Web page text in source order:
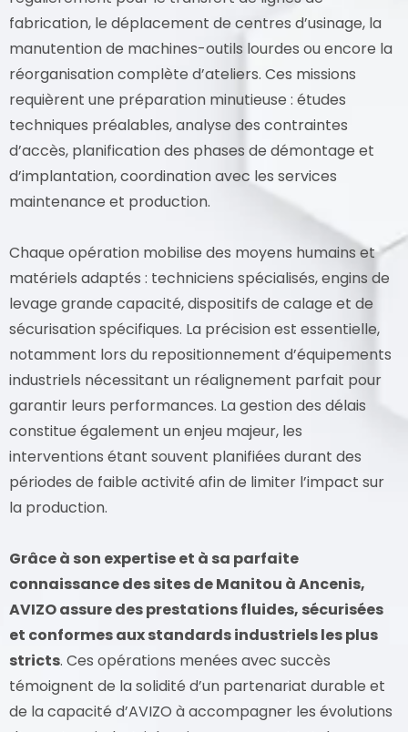
fabrication, le déplacement de centres d’usinage, la
manutention de machines-outils lourdes ou encore la
réorganisation complète d’ateliers. Ces missions
requièrent une préparation minutieuse : études
techniques préalables, analyse des contraintes
d’accès, planification des phases de démontage et
d’implantation, coordination avec les services
maintenance et production.
Chaque opération mobilise des moyens humains et
matériels adaptés : techniciens spécialisés, engins de
levage grande capacité, dispositifs de calage et de
sécurisation spécifiques. La précision est essentielle,
notamment lors du repositionnement d’équipements
industriels nécessitant un réalignement parfait pour
garantir leurs performances. La gestion des délais
constitue également un enjeu majeur, les
interventions étant souvent planifiées durant des
périodes de faible activité afin de limiter l’impact sur
la production.
Grâce à son expertise et à sa parfaite
connaissance des sites de Manitou à Ancenis,
AVIZO assure des prestations fluides, sécurisées
et conformes aux standards industriels les plus
stricts. Ces opérations menées avec succès
témoignent de la solidité d’un partenariat durable et
de la capacité d’AVIZO à accompagner les évolutions